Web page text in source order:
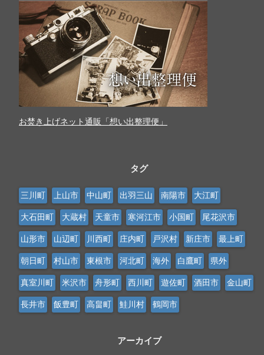
お焚き上げネット通販「想い出整理便」
タグ
三川町 上山市 中山町 出羽三山 南陽市 大江町
大石田町 大蔵村 天童市 寒河江市 小国町 尾花沢市
山形市 山辺町 川西町 庄内町 戸沢村 新庄市 最上町
朝日町 村山市 東根市 河北町 海外 白鷹町 県外
真室川町 米沢市 舟形町 西川町 遊佐町 酒田市 金山町
長井市 飯豊町 高畠町 鮭川村 鶴岡市
アーカイブ